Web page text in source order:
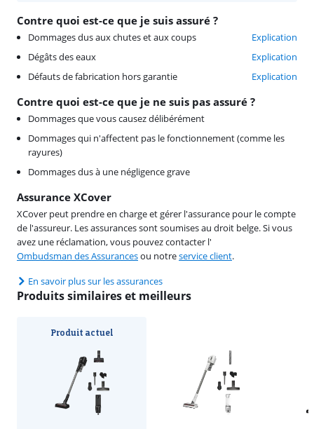
Contre quoi est-ce que je suis assuré ?
Dommages dus aux chutes et aux coups
Explication
Dégâts des eaux
Explication
Défauts de fabrication hors garantie
Explication
Contre quoi est-ce que je ne suis pas assuré ?
Dommages que vous causez délibérément
Dommages qui n'affectent pas le fonctionnement (comme les
rayures)
Dommages dus à une négligence grave
Assurance XCover
XCover peut prendre en charge et gérer l'assurance pour le compte
de l'assureur. Les assurances sont soumises au droit belge. Si vous
avez une réclamation, vous pouvez contacter l'
Ombudsman des Assurancesou notreservice client.
En savoir plus sur les assurances
Produits similaires et meilleurs
Produit actuel